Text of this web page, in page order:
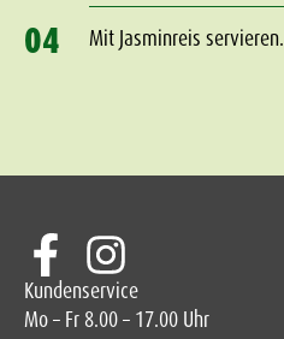
04 Mit Jasminreis servieren.
Kundenservice
Mo – Fr 8.00 – 17.00 Uhr